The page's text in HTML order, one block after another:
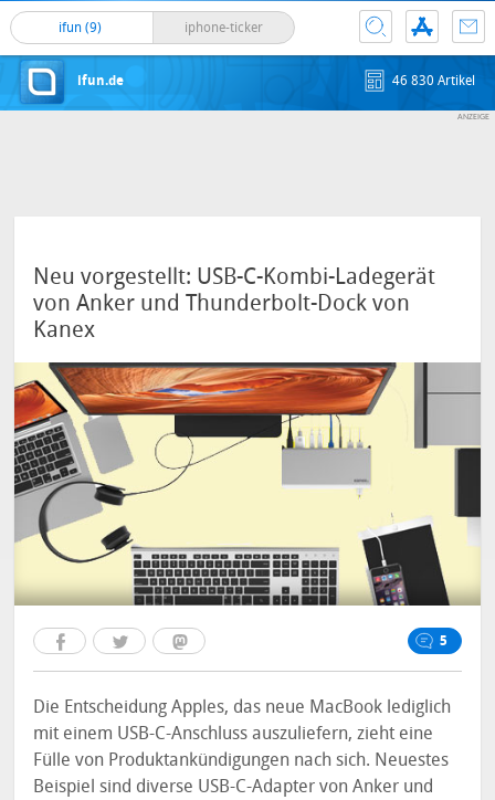
ifun (9) iphone-ticker
ifun.de 46 830 Artikel
Neu vorgestellt: USB-C-Kombi-Ladegerät
von Anker und Thunderbolt-Dock von
Kanex
5
Die Entscheidung Apples, das neue MacBook lediglich
mit einem USB-C-Anschluss auszuliefern, zieht eine
Fülle von Produktankündigungen nach sich. Neuestes
Beispiel sind diverse USB-C-Adapter von Anker und